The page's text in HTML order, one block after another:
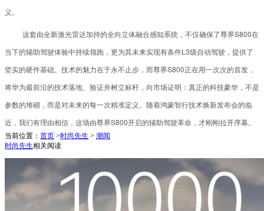
义。
这套由全新激光雷达加持的全向立体融合感知系统，不仅确保了尊界S800在
当下的辅助驾驶体验中持续领跑，更为其未来实现有条件L3级自动驾驶，提供了
坚实的硬件基础。技术的魅力在于永不止步，而尊界S800正在用一次次的首发，
将华为最前沿的技术落地、验证并树立标杆，向市场证明：真正的科技豪华，不是
参数的堆砌，而是对未来的每一次精准定义。随着鸿蒙智行技术焕新发布会的临
近，我们有理由相信，这场由尊界S800开启的辅助驾驶革命，才刚刚拉开序幕。
当前位置： 首页 >时尚先生 > 潮闻
时尚先生相关阅读